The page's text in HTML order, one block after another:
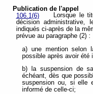
Publication de l'appel
106.1(6)
Lorsque le
décision administrative,
indiqués ci-après de la
prévue au paragraphe (2) :
a) une mention selon
possible après avoir été
b) la suspension de
échéant, dès que
suspension ou, si elle
informé de celle-ci;